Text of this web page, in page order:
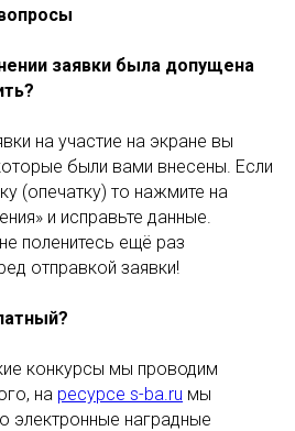
заявки была допущена
на участие на экране вы
были вами внесены. Если
(опечатку) то нажмите на
и исправьте данные.
поленитесь ещё раз
отправкой заявки!
конкурсы мы проводим
на ресурсе s-ba.ru мы
электронные наградные